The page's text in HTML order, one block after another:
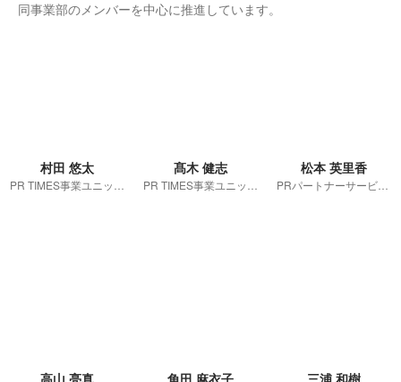
同事業部のメンバーを中心に推進しています。
村田 悠太 髙木 健志 松本 英里香
高山 亮真 角田 麻衣子 三浦 和樹